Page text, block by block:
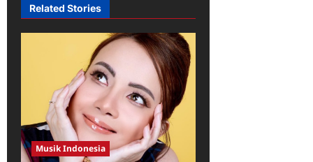
Related Stories
Musik Indonesia